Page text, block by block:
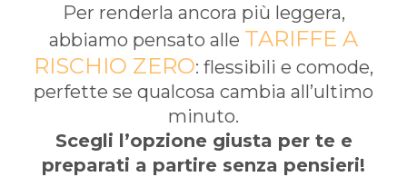
Per renderla ancora più leggera,
abbiamo pensato alle TARIFFE A
RISCHIO ZERO: flessibili e comode,
perfette se qualcosa cambia all’ultimo
minuto.
Scegli l’opzione giusta per te e
preparati a partire senza pensieri!